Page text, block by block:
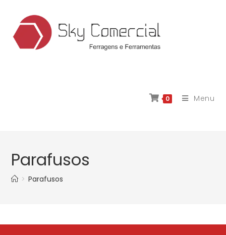
0 Menu
Parafusos
> Parafusos